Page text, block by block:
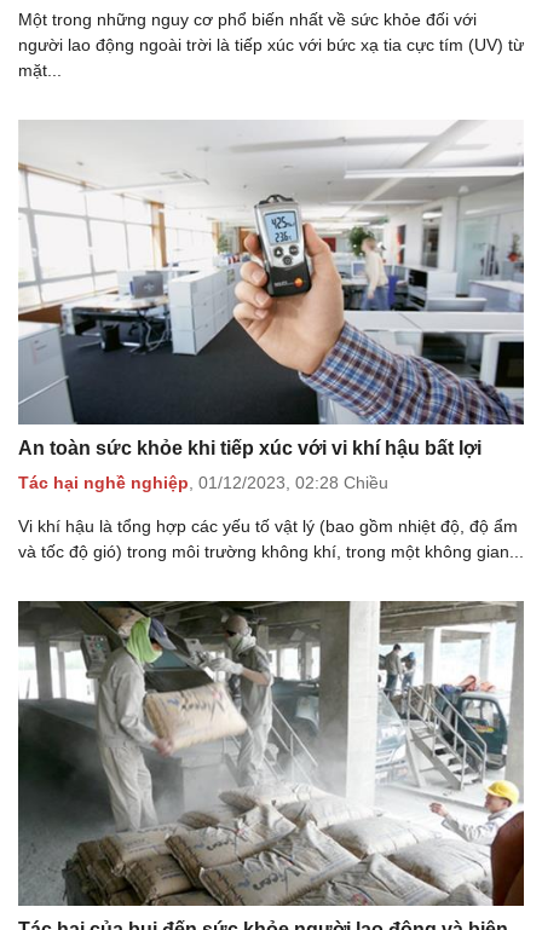
Một trong những nguy cơ phổ biến nhất về sức khỏe đối với
người lao động ngoài trời là tiếp xúc với bức xạ tia cực tím (UV) từ
mặt...
An toàn sức khỏe khi tiếp xúc với vi khí hậu bất lợi
Tác hại nghề nghiệp 01/12/2023, 02:28 Chiều
Vi khí hậu là tổng hợp các yếu tố vật lý (bao gồm nhiệt độ, độ ẩm
và tốc độ gió) trong môi trường không khí, trong một không gian...